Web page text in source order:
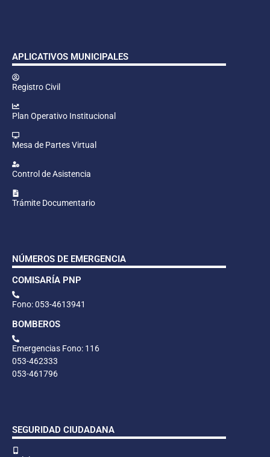
APLICATIVOS MUNICIPALES
Registro Civil
Plan Operativo Institucional
Mesa de Partes Virtual
Control de Asistencia
Trámite Documentario
NÚMEROS DE EMERGENCIA
COMISARÍA PNP
Fono: 053-4613941
BOMBEROS
Emergencias Fono: 116
053-462333
053-461796
SEGURIDAD CIUDADANA